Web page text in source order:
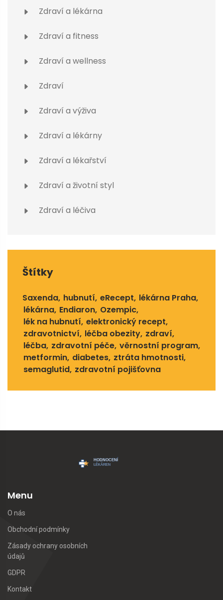
Zdraví a lékárna
Zdraví a fitness
Zdraví a wellness
Zdraví
Zdraví a výživa
Zdraví a lékárny
Zdraví a lékařství
Zdraví a životní styl
Zdraví a léčiva
Štítky
Saxenda hubnutí eRecept lékárna Praha
lékárna Endiaron Ozempic
lék na hubnutí elektronický recept
zdravotnictví léčba obezity zdraví
léčba zdravotní péče věrnostní program
metformin diabetes ztráta hmotnosti
semaglutid zdravotní pojišťovna
Menu
O nás
Obchodní podmínky
Zásady ochrany osobních
údajů
GDPR
Kontakt